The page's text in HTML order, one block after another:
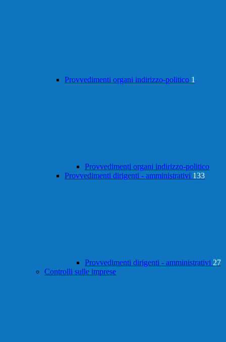
Provvedimenti organi indirizzo-politico 1
Provvedimenti organi indirizzo-politico
Provvedimenti dirigenti - amministrativi 133
Provvedimenti dirigenti - amministrativi 27
Controlli sulle imprese